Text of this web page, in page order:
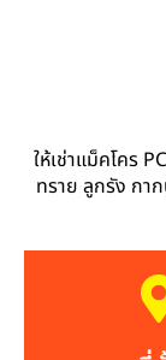
ให้เช่าแม็คโคร
ทราย ลูกรัง กา